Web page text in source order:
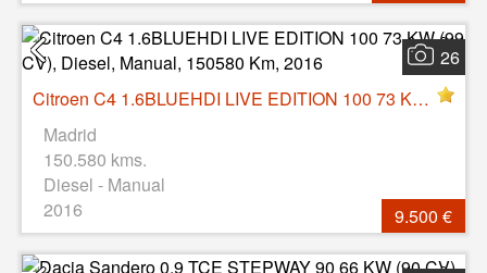
26
Citroen C4 1.6BLUEHDI LIVE EDITION 100 73 KW (99 CV), Diesel, Manual, 150580 Km, 2016
Madrid
150.580 kms.
Diesel - Manual
2016
9.500 €